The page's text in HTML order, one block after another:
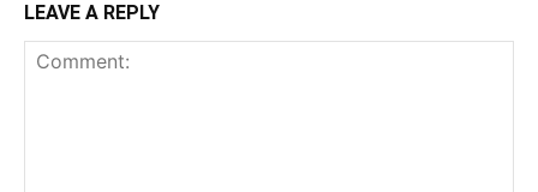
LEAVE A REPLY